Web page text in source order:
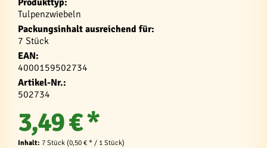
Produkttyp:
Tulpenzwiebeln
Packungsinhalt ausreichend für:
7 Stück
EAN:
4000159502734
Artikel-Nr.:
502734
3,49 € *
Inhalt: 7 Stück (0,50 € * / 1 Stück)